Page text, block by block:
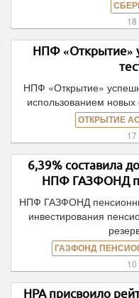
НПФ «Открытие»
НПФ «Открытие»
использованием новых
ОТКРЫТИЕ
6,39% составила
НПФ ГАЗФОНД
НПФ ГАЗФОНД
инвестирования
ГАЗФОНД
НРА присвоило